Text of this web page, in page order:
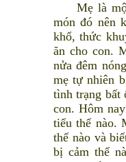
Mẹ là một
món đó nên
khổ, thức
ăn cho con.
nửa đêm
mẹ tự nhiên
tình trạng bất
con. Hôm
tiểu thế nào.
thế nào và
bị cảm thế